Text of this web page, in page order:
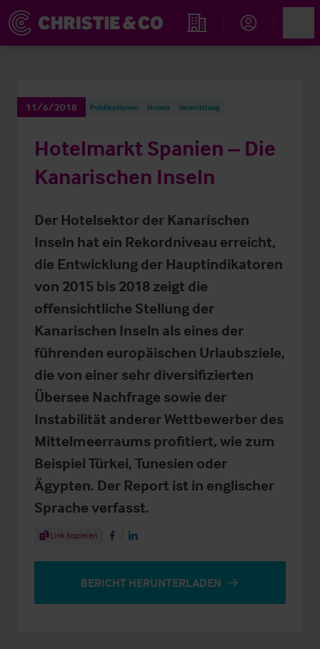
Immobiliensuche
11/6/2018 Publikationen Hotels Vermittlung
Hotelmarkt Spanien – Die
Kanarischen Inseln
Der Hotelsektor der Kanarischen
Inseln hat ein Rekordniveau erreicht,
die Entwicklung der Hauptindikatoren
von 2015 bis 2018 zeigt die
offensichtliche Stellung der
Kanarischen Inseln als eines der
führenden europäischen Urlaubsziele,
die von einer sehr diversifizierten
Übersee Nachfrage sowie der
Instabilität anderer Wettbewerber des
Mittelmeerraums profitiert, wie zum
Beispiel Türkei, Tunesien oder
Ägypten. Der Report ist in englischer
Sprache verfasst.
Share Article
Link kopieren Share on Facebook
Share on LinkedIn
BERICHT HERUNTERLADEN